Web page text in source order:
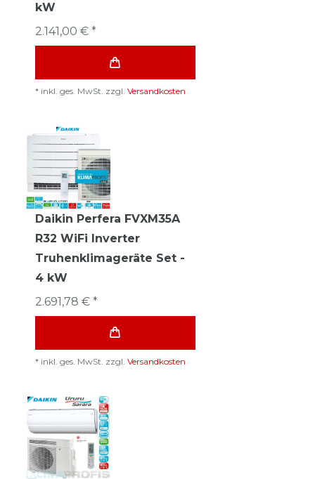
kW
2.141,00 € *
* inkl. ges. MwSt. zzgl. Versandkosten
Daikin Perfera FVXM35A
R32 WiFi Inverter
Truhenklimageräte Set -
4 kW
2.691,78 € *
* inkl. ges. MwSt. zzgl. Versandkosten